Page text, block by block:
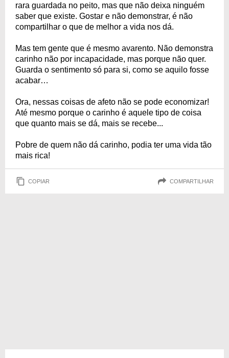
rara guardada no peito, mas que não deixa ninguém
saber que existe. Gostar e não demonstrar, é não
compartilhar o que de melhor a vida nos dá.
Mas tem gente que é mesmo avarento. Não demonstra
carinho não por incapacidade, mas porque não quer.
Guarda o sentimento só para si, como se aquilo fosse
acabar…
Ora, nessas coisas de afeto não se pode economizar!
Até mesmo porque o carinho é aquele tipo de coisa
que quanto mais se dá, mais se recebe...
Pobre de quem não dá carinho, podia ter uma vida tão
mais rica!
COPIAR COMPARTILHAR